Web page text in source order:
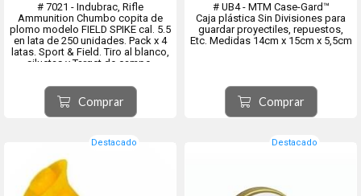
# 7021 - Indubrac, Rifle
Ammunition Chumbo copita de
plomo modelo FIELD SPIKE cal. 5.5
en lata de 250 unidades. Pack x 4
latas. Sport & Field. Tiro al blanco,
siluetas y Target de campo.
proyectil 19.59 grains / 1.27 grs.
Coeficiente balístico: 0,022
Distancia máxim...
Comprar
# UB4 - MTM Case-Gard™
Caja plástica Sin Divisiones para
guardar proyectiles, repuestos,
Etc. Medidas 14cm x 15cm x 5,5cm
Comprar
Destacado Destacado